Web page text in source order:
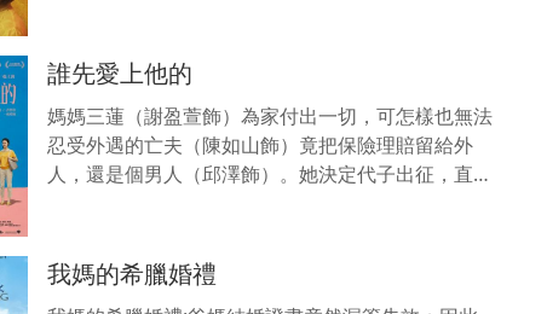
誰先愛上他的
媽媽三蓮（謝盈萱飾）為家付出一切，可怎樣也無法
忍受外遇的亡夫（陳如山飾）竟把保險理賠留給外
人，還是個男人（邱澤飾）。她決定代子出征，直踏
我媽的希臘婚禮